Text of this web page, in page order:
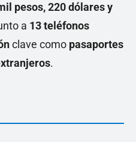
pesos, 220 dólares y
a 13 teléfonos
clave como pasaportes
.